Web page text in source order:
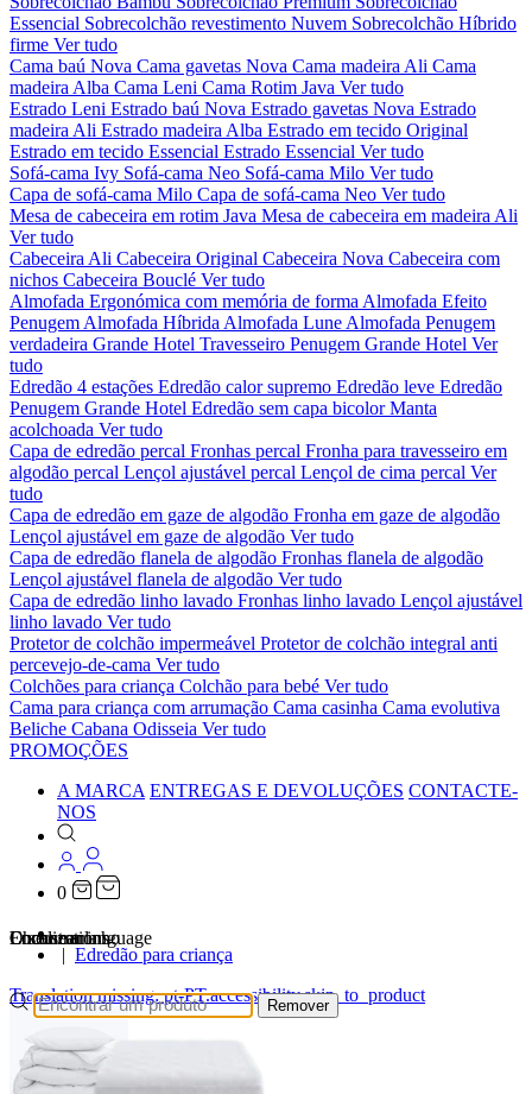
Essencial Sobrecolchão revestimento Nuvem Sobrecolchão Híbrido
firme Ver tudo
Cama baú Nova Cama gavetas Nova Cama madeira Ali Cama
madeira Alba Cama Leni Cama Rotim Java Ver tudo
Estrado Leni Estrado baú Nova Estrado gavetas Nova Estrado
madeira Ali Estrado madeira Alba Estrado em tecido Original
Estrado em tecido Essencial Estrado Essencial Ver tudo
Sofá-cama Ivy Sofá-cama Neo Sofá-cama Milo Ver tudo
Capa de sofá-cama Milo Capa de sofá-cama Neo Ver tudo
Mesa de cabeceira em rotim Java Mesa de cabeceira em madeira Ali
Ver tudo
Cabeceira Ali Cabeceira Original Cabeceira Nova Cabeceira com
nichos Cabeceira Bouclé Ver tudo
Almofada Ergonómica com memória de forma Almofada Efeito
Penugem Almofada Híbrida Almofada Lune Almofada Penugem
verdadeira Grande Hotel Travesseiro Penugem Grande Hotel Ver
tudo
Edredão 4 estações Edredão calor supremo Edredão leve Edredão
Penugem Grande Hotel Edredão sem capa bicolorManta
acolchoada Ver tudo
Capa de edredão percal Fronhas percal Fronha para travesseiro em
algodão percal Lençol ajustável percal Lençol de cima percal Ver
tudo
Capa de edredão em gaze de algodão Fronha em gaze de algodão
Lençol ajustável em gaze de algodão Ver tudo
Capa de edredão flanela de algodão Fronhas flanela de algodão
Lençol ajustável flanela de algodão Ver tudo
Capa de edredão linho lavado Fronhas linho lavado Lençol ajustável
linho lavado Ver tudo
Protetor de colchão impermeável Protetor de colchão integral anti
percevejo-de-cama Ver tudo
Colchões para criança Colchão para bebé Ver tudo
Cama para criança com arrumação Cama casinha Cama evolutiva
Beliche Cabana Odisseia Ver tudo
PROMOÇÕES
A MARCA ENTREGAS E DEVOLUÇÕES CONTACTE-
NOS
0
Localizations
Choose a language
Encontrar
Remover
O seu carrinho
…
Edredão para criança
Translation missing: pt-PT.accessibility.skip_to_product